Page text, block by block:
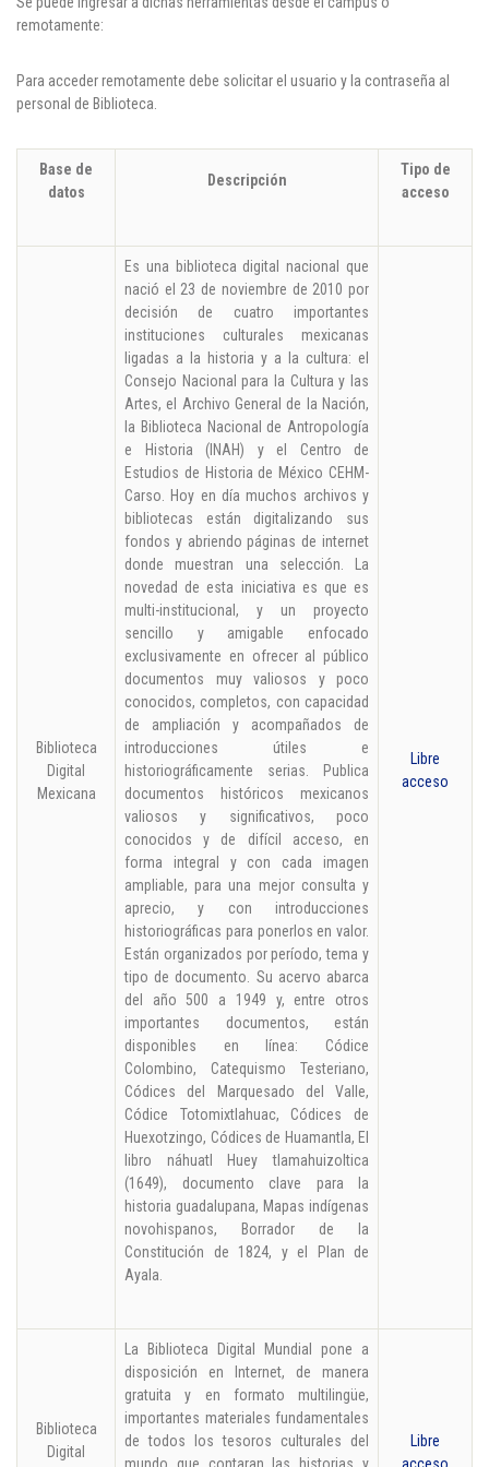
remotamente:
Para acceder remotamente debe solicitar el usuario y la contraseña al
personal de Biblioteca.
Base de
datos
Descripción
Tipo de
acceso
Biblioteca
Digital
Mexicana
Es una biblioteca digital nacional que
nació el 23 de noviembre de 2010 por
decisión de cuatro importantes
instituciones culturales mexicanas
ligadas a la historia y a la cultura: el
Consejo Nacional para la Cultura y las
Artes, el Archivo General de la Nación,
la Biblioteca Nacional de Antropología
e Historia (INAH) y el Centro de
Estudios de Historia de México CEHM-
Carso. Hoy en día muchos archivos y
bibliotecas están digitalizando sus
fondos y abriendo páginas de internet
donde muestran una selección. La
novedad de esta iniciativa es que es
multi-institucional, y un proyecto
sencillo y amigable enfocado
exclusivamente en ofrecer al público
documentos muy valiosos y poco
conocidos, completos, con capacidad
de ampliación y acompañados de
introducciones útiles e
historiográficamente serias. Publica
documentos históricos mexicanos
valiosos y significativos, poco
conocidos y de difícil acceso, en
forma integral y con cada imagen
ampliable, para una mejor consulta y
aprecio, y con introducciones
historiográficas para ponerlos en valor.
Están organizados por período, tema y
tipo de documento. Su acervo abarca
del año 500 a 1949 y, entre otros
importantes documentos, están
disponibles en línea: Códice
Colombino, Catequismo Testeriano,
Códices del Marquesado del Valle,
Códice Totomixtlahuac, Códices de
Huexotzingo, Códices de Huamantla, El
libro náhuatl Huey tlamahuizoltica
(1649), documento clave para la
historia guadalupana, Mapas indígenas
novohispanos, Borrador de la
Constitución de 1824, y el Plan de
Ayala.
Libre
acceso
Biblioteca
Digital
La Biblioteca Digital Mundial pone a
disposición en Internet, de manera
gratuita y en formato multilingüe,
importantes materiales fundamentales
de todos los tesoros culturales del
Libre
Cl 42 C 86-17
Medellín - Colombia - Suramérica